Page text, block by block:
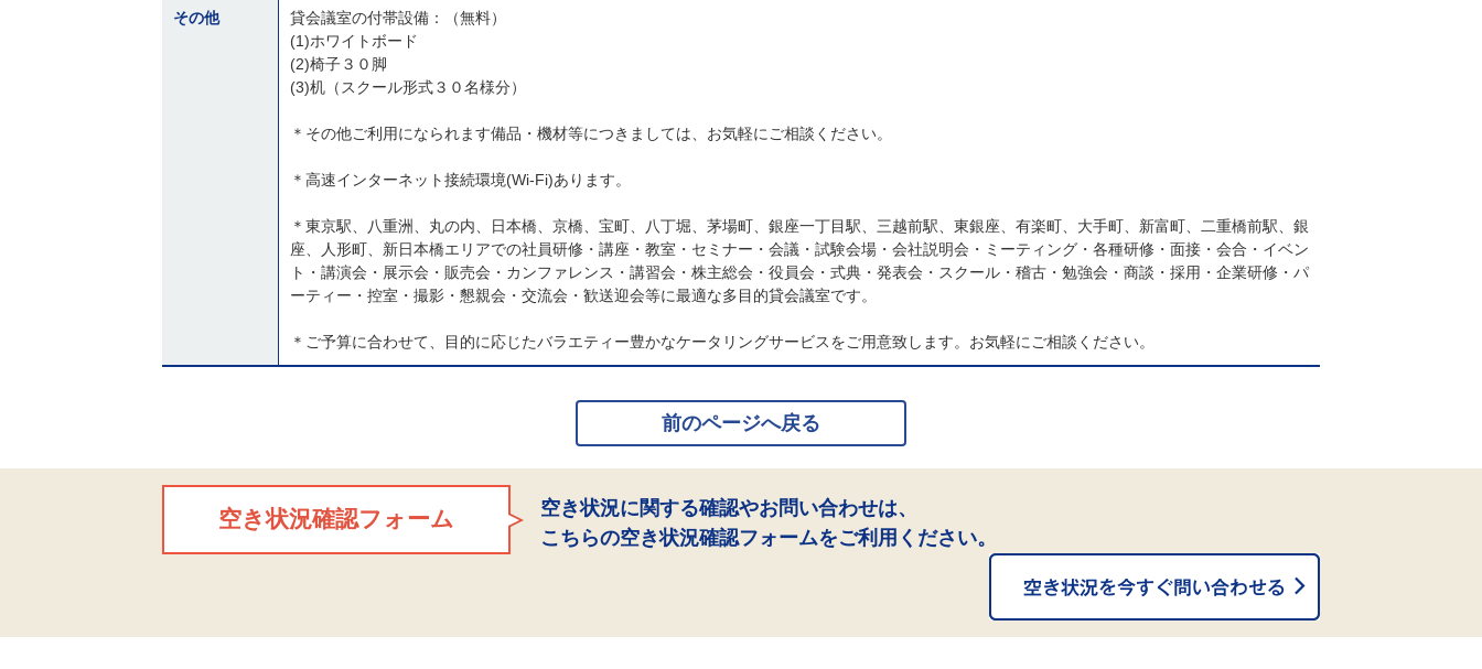
その他
貸会議室の付帯設備：（無料）
(1)ホワイトボード
(2)椅子３０脚
(3)机（スクール形式３０名様分）
＊その他ご利用になられます備品・機材等につきましては、お気軽にご相談ください。
＊高速インターネット接続環境(Wi-Fi)あります。
＊東京駅、八重洲、丸の内、日本橋、京橋、宝町、八丁堀、茅場町、銀座一丁目駅、三越前駅、東銀座、有楽町、大手町、新富町、二重橋前駅、銀
座、人形町、新日本橋エリアでの社員研修・講座・教室・セミナー・会議・試験会場・会社説明会・ミーティング・各種研修・面接・会合・イベン
ト・講演会・展示会・販売会・カンファレンス・講習会・株主総会・役員会・式典・発表会・スクール・稽古・勉強会・商談・採用・企業研修・パ
ーティー・控室・撮影・懇親会・交流会・歓送迎会等に最適な多目的貸会議室です。
＊ご予算に合わせて、目的に応じたバラエティー豊かなケータリングサービスをご用意致します。お気軽にご相談ください。
前のページへ戻る
空き状況確認フォーム
空き状況に関する確認やお問い合わせは、
こちらの空き状況確認フォームをご利用ください。